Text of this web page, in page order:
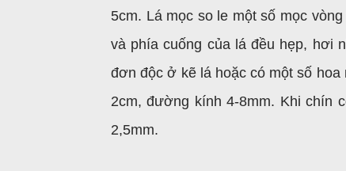
5cm. Lá mọc so le một số mọc
và phía cuống của lá đều hẹp, hơi
đơn độc ở kẽ lá hoặc có một số
2cm, đường kính 4-8mm. Khi chín
2,5mm.